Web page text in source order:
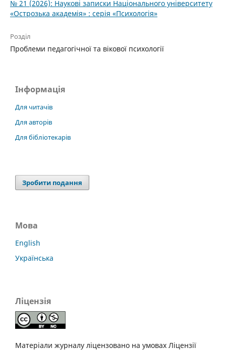
№ 21 (2026): Наукові записки Національного ­уні­верситету
«Острозька академія» : серія «Психологія»
Розділ
Проблеми педагогічної та вікової психології
Інформація
Для читачів
Для авторів
Для бібліотекарів
Зробити подання
Мова
English
Українська
Ліцензія
Матеріали журналу ліцензовано на умовах Ліцензії